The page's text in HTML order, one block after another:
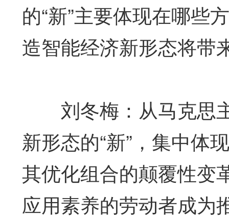
的“新”主要体现在哪些
造智能经济新形态将带
刘冬梅：从马克思
新形态的“新”，集中体
其优化组合的颠覆性变
应用素养的劳动者成为